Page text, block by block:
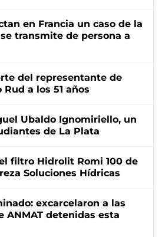
en Francia un caso de la
transmite de persona a
del representante de
a los 51 años
Ubaldo Ignomiriello, un
de La Plata
filtro Hidrolit Romi 100 de
Soluciones Hídricas
excarcelaron a las
ANMAT detenidas esta